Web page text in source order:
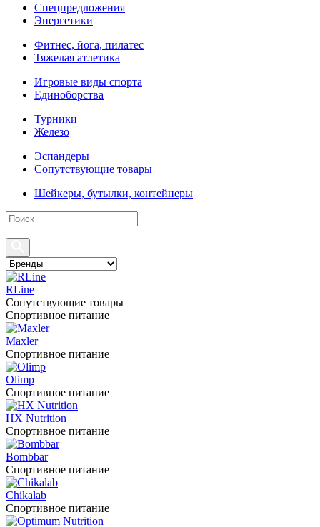
Спецпредложения
Энергетики
Фитнес, йога, пилатес
Тяжелая атлетика
Игровые виды спорта
Единоборства
Турники
Железо
Эспандеры
Сопутствующие товары
Шейкеры, бутылки, контейнеры
RLine
Сопутствующие товары
Спортивное питание
Maxler
Спортивное питание
Olimp
Спортивное питание
HX Nutrition
Спортивное питание
Bombbar
Спортивное питание
Chikalab
Спортивное питание